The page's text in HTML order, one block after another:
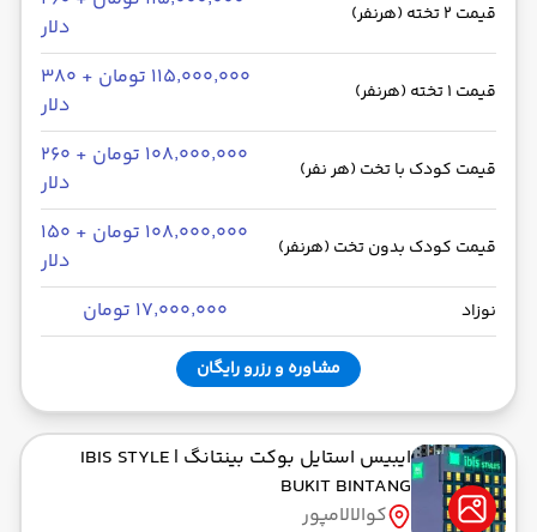
قیمت 2 تخته (هرنفر)
دلار
قیمت 1 تخته (هرنفر)
۱۱۵٬۰۰۰٬۰۰۰ تومان + ۳۸۰
دلار
قیمت کودک با تخت (هر نفر)
۱۰۸٬۰۰۰٬۰۰۰ تومان + ۲۶۰
دلار
قیمت کودک بدون تخت (هرنفر)
۱۰۸٬۰۰۰٬۰۰۰ تومان + ۱۵۰
دلار
نوزاد ۱۷٬۰۰۰٬۰۰۰ تومان
مشاوره و رزرو رایگان
ایبیس استایل بوکت بینتانگ | IBIS STYLE
BUKIT BINTANG
کوالالامپور